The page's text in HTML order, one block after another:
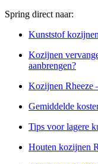
Spring direct naar:
Kunststof
Kozijnen
aanbrengen?
Kozijnen Rheeze
Gemiddelde
Tips voor lagere
Houten kozijnen